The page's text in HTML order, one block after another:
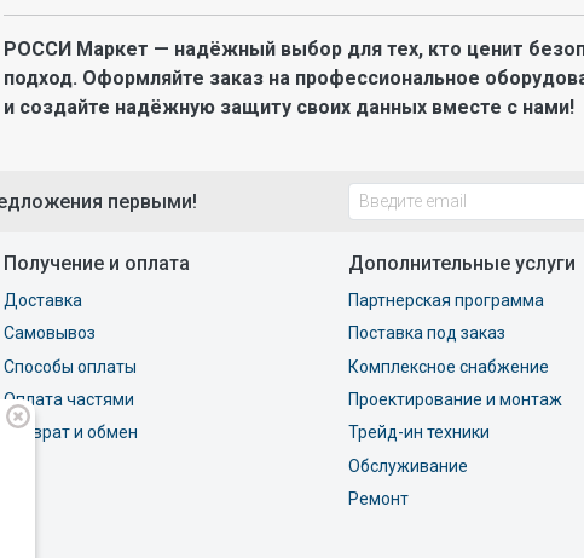
РОССИ Маркет — надёжный выбор для тех, кто ценит
подход. Оформляйте заказ на профессиональное
и создайте надёжную защиту своих данных вместе с нами!
первыми!
Получение и оплата
Доставка
Самовывоз
Способы оплаты
Оплата частями
Возврат и обмен
Дополнительные услуги
Партнерская программа
Поставка под заказ
Комплексное снабжение
Проектирование и монтаж
Трейд-ин техники
Обслуживание
Ремонт